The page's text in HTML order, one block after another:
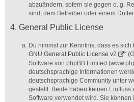
abzuändern, sofern sie gegen o. g.
sind, dem Betreiber oder einem
4. General Public License
Du nimmst zur Kenntnis, dass es
GNU General Public License v2
“
Software von phpBB Limited
deutschsprachige Informationen
deutschsprachige Community unter
gestellt. Beide haben keinen Einfluss
Software verwendet wird. Sie